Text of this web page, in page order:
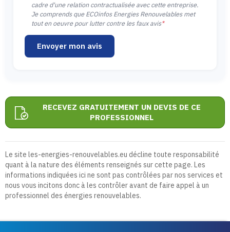
cadre d'une relation contractualisée avec cette entreprise.
Je comprends que ECOinfos Energies Renouvelables met
tout en oeuvre pour lutter contre les faux avis*
Envoyer mon avis
RECEVEZ GRATUITEMENT UN DEVIS DE CE
PROFESSIONNEL
Le site les-energies-renouvelables.eu décline toute responsabilité
quant à la nature des éléments renseignés sur cette page. Les
informations indiquées ici ne sont pas contrôlées par nos services et
nous vous incitons donc à les contrôler avant de faire appel à un
professionnel des énergies renouvelables.